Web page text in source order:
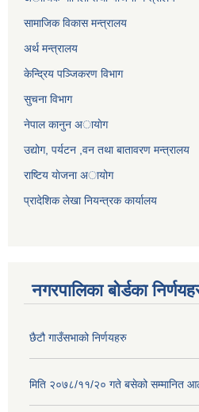
सामाजिक विकास मन्त्रालय
अर्थ मन्त्रालय
केन्द्रिय पञ्जिकरण विभाग
सुचना विभाग
नेपाल कानुन अायाेग
उद्योग, पर्यटन ,वन तथा बातावरण मन्त्रालय
राष्टिय याेजना अायोग
प्रादेशिक लेखा नियन्त्रक कार्यालय
नगरपालिका बोर्डका
छैटौ गाउँसभाको निर्णयहरु
मिति २०७८/११/२० गते बसेको सम्मानित